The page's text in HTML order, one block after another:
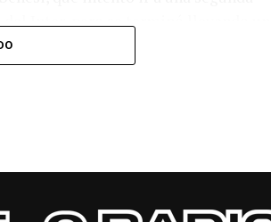
Inter, pero se terminó llevando una